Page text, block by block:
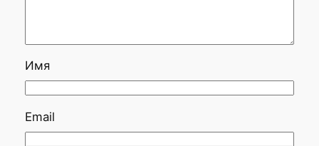
Имя
Email